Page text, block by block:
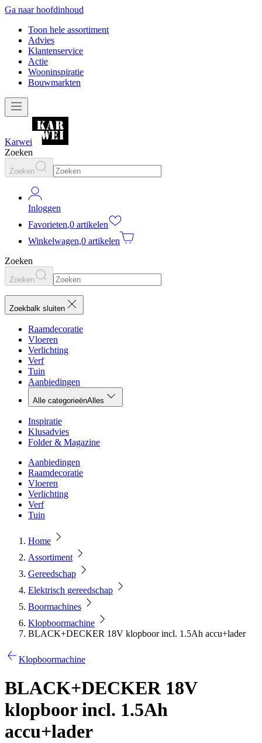
Ga naar hoofdinhoud
Toon hele assortiment
Advies
Klantenservice
Actie
Wooninspiratie
Bouwmarkten
Karwei
Zoeken
Zoeken
Inloggen
Favorieten,0 artikelen
Winkelwagen,0 artikelen
Zoeken
Zoeken
Zoekbalk sluiten
Raamdecoratie
Vloeren
Verlichting
Verf
Tuin
Aanbiedingen
Alle categorieënAlles
Inspiratie
Klusadvies
Folder & Magazine
Aanbiedingen
Raamdecoratie
Vloeren
Verlichting
Verf
Tuin
Home
Assortiment
Gereedschap
Elektrisch gereedschap
Boormachines
Klopboormachine
BLACK+DECKER 18V klopboor incl. 1.5Ah accu+lader
Klopboormachine
BLACK+DECKER 18V
klopboor incl. 1.5Ah
accu+lader